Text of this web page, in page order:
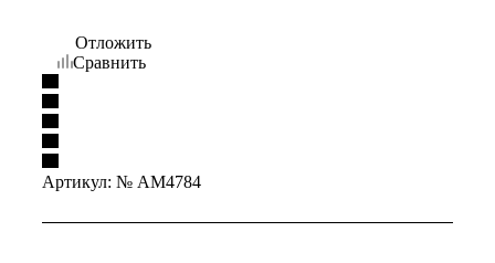
Отложить
Сравнить
Артикул: № AM4784